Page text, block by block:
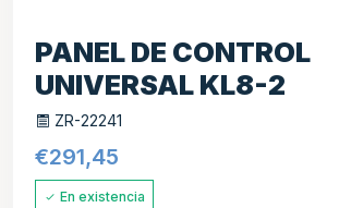
PANEL DE CONTROL
UNIVERSAL KL8-2
ZR-22241
€291,45
En existencia